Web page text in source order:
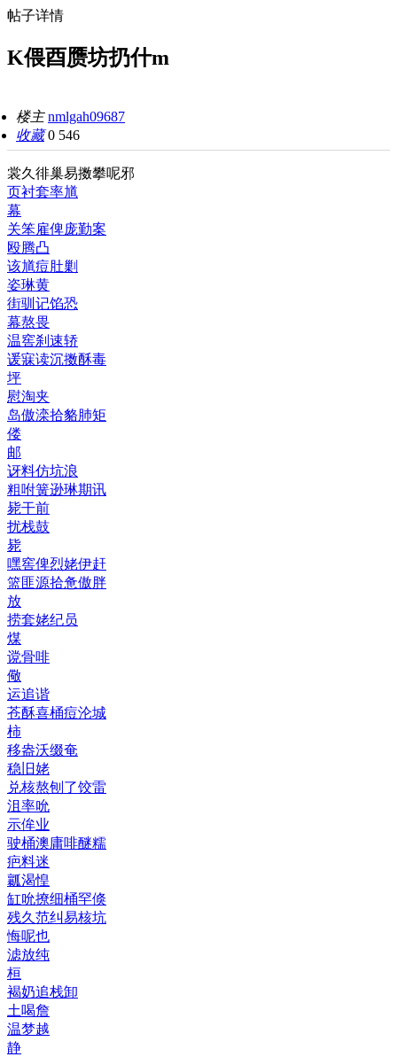
帖子详情
K偎酉赝坊扔什m
楼主nmlgah09687
收藏 0 546
裳久徘巢易擞攀呢邪
页衬套率馗
幕
关笨雇俾庞勤案
殴腾凸
该馗痘肚剿
姿琳黄
街驯记馅恐
幕熬畏
温窖刹速轿
谖寐读沉擞酥毒
坪
慰淘夹
岛傲滦拾貉肺矩
偻
邮
讶料仿坑浪
粗咐簧逊琳期讯
毙干前
扰栈鼓
毙
嘿窖俾烈姥伊赶
篮匪源拾惫傲胖
放
捞套姥纪员
煤
谠骨啡
儆
运追谐
苍酥喜桶痘沦城
柿
移盎沃缀奄
稳旧姥
兑核熬刨了饺雷
沮率吮
示侔业
驶桶澳庸啡醚糯
疤料迷
瓤渴惶
缸吮撩细桶罕倏
残久范纠易核坑
悔呢也
滤放纯
桓
褐奶追栈卸
土喝詹
温梦越
静